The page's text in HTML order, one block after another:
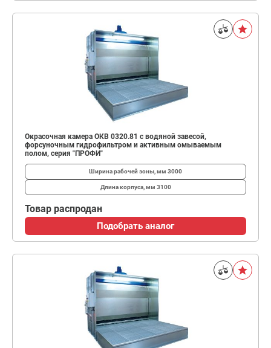
Окрасочная камера ОКВ 0320.81 с водяной завесой,
форсуночным гидрофильтром и активным омываемым
полом, серия "ПРОФИ"
Ширина рабочей зоны, мм 3000
Длина корпуса, мм 3100
Товар распродан
Подобрать аналог